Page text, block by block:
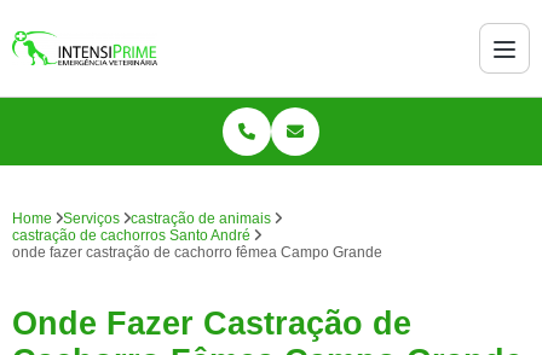
Home Serviços
castração de animais
castração de cachorros Santo André
onde fazer castração de cachorro fêmea Campo Grande
Onde Fazer Castração de